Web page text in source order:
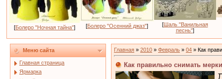
[Болеро "Ночная тайна"] [Болеро "Осенний джаз"] [Шаль "Ванильная
песнь"]
Меню сайта
Главная страница
Ярмарка
Главная » 2010 » Февраль » 04 » Как
Как правильно снимать мерки